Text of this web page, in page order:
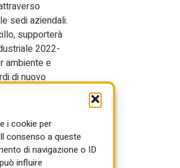
i cookie per
consenso a queste
di navigazione o ID
influire
sedi aziendali.
supporterà
2022-
ambiente e
di nuovo
di Intesa
e i propri
produttivi e a
circa il 40%
strategie di